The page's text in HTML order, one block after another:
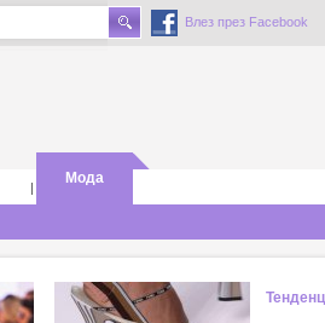
Влез през Facebook
|
Мода